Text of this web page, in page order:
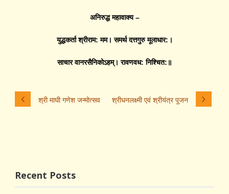
अनिरुद्ध महावाक्य –
युद्धकर्ता श्रीराम: मम। समर्थ दत्तगुरु मूलाधार:।
साचार वानरसैनिकोऽहम्। रावणवध: निश्चित:॥
श्री माघी गणेश जन्मोत्सव श्रीधनलक्ष्मी एवं श्रीयंत्र पूजन
Recent Posts